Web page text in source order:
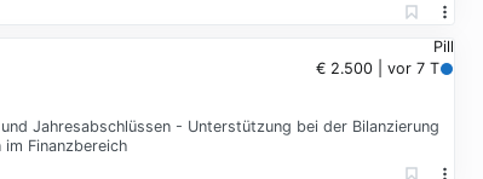
Pill
€ 2.500 | vor 7 T
Jahresabschlüssen - Unterstützung bei der Bilanzierung
Finanzbereich